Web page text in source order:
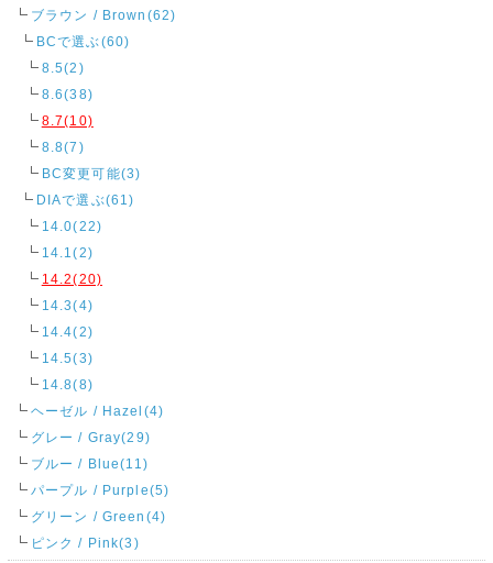
ブラウン / Brown(62)
BCで選ぶ(60)
8.5(2)
8.6(38)
8.7(10)
8.8(7)
BC変更可能(3)
DIAで選ぶ(61)
14.0(22)
14.1(2)
14.2(20)
14.3(4)
14.4(2)
14.5(3)
14.8(8)
ヘーゼル / Hazel(4)
グレー / Gray(29)
ブルー / Blue(11)
パープル / Purple(5)
グリーン / Green(4)
ピンク / Pink(3)